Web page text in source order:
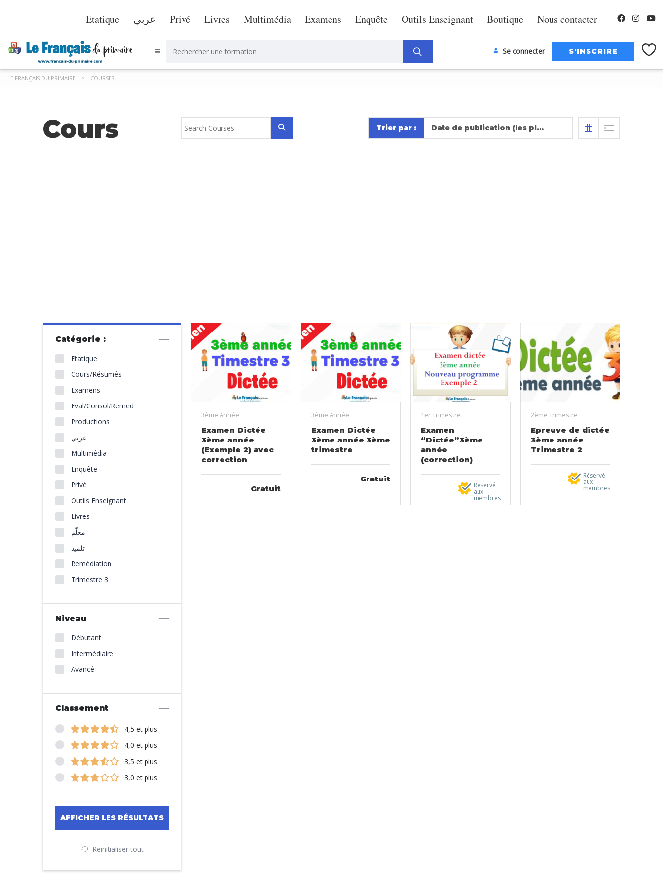
Etatique عربي Privé Livres Multimédia Examens Enquête Outils Enseignant Boutique Nous contacter
Se connecter
LE FRANÇAIS DU PRIMAIRE > COURSES
Cours Trier par : Date de publication (les plus récentes en premier)
Catégorie :
Etatique
Cours/Résumés
Examens
Eval/Consol/Remed
Productions
عربي
Multimédia
Enquête
Privé
Outils Enseignant
Livres
معلّم
تلميذ
Remédiation
Trimestre 3
Niveau
Débutant
Intermédiaire
Avancé
Classement
4,5 et plus
4,0 et plus
3,5 et plus
3,0 et plus
Réinitialiser tout
3ème Année
Examen Dictée
3ème année
(Exemple 2) avec
correction
Gratuit
3ème Année
Examen Dictée
3ème année 3ème
trimestre
Gratuit
1er Trimestre
Examen
“Dictée”3ème
année
(correction)
Réservé
aux
membres
2ème Trimestre
Epreuve de dictée
3ème année
Trimestre 2
Réservé
aux
membres